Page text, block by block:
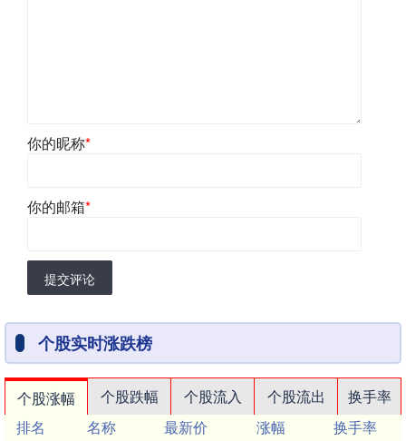
你的昵称*
你的邮箱*
提交评论
个股实时涨跌榜
个股涨幅 个股跌幅 个股流入 个股流出
换手率
排名
名称 最新价 涨幅
换手率